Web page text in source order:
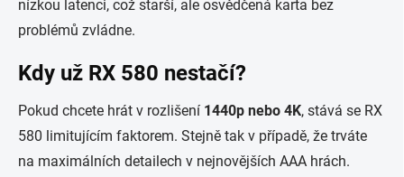
nízkou latenci, což starší, ale osvědčená karta bez
problémů zvládne.
Kdy už RX 580 nestačí?
Pokud chcete hrát v rozlišení 1440p nebo 4K, stává se RX
580 limitujícím faktorem. Stejně tak v případě, že trváte
na maximálních detailech v nejnovějších AAA hrách.